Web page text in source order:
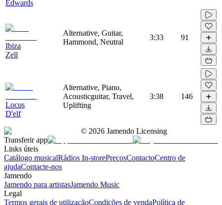
Edwards
Ibiza
Zell
Alternative, Guitar,
Hammond, Neutral
3:33 91
Locus
D'elf
Alternative, Piano,
Acousticguitar, Travel,
Uplifting
3:38 146
© 2026 Jamendo Licensing
Transferir app
Links úteis
Catálogo musicalRádios In-storePreçosContactoCentro de
ajudaContacte-nos
Jamendo
Jamendo para artistasJamendo Music
Legal
Termos gerais de utilizaçãoCondições de vendaPolítica de